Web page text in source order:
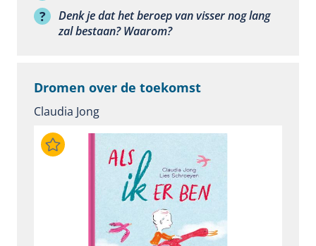
Denk je dat het beroep van visser nog lang
zal bestaan? Waarom?
Dromen over de toekomst
Claudia Jong